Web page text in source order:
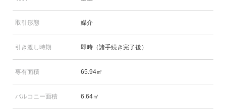
取引形態 媒介
引き渡し時期 即時（諸手続き完了後）
専有面積 65.94㎡
バルコニー面積 6.64㎡